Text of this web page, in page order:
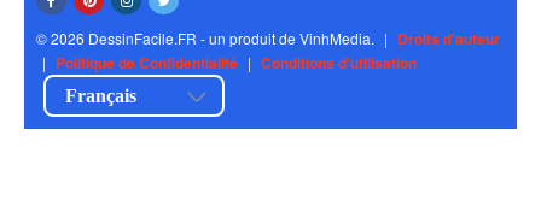
© 2026 DessinFacile.FR - un produit de VinhMedia. | Droits d'auteur
| Politique de Confidentialité | Conditions d'utilisation
Français